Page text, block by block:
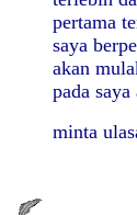
pertama
saya
akan
pada
minta